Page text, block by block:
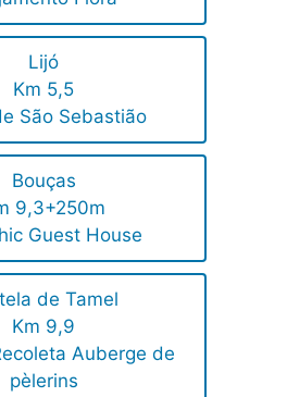
Lijó
Km 5,5
São Sebastião
Bouças
9,3+250m
Guest House
de Tamel
Km 9,9
Auberge de
pèlerins